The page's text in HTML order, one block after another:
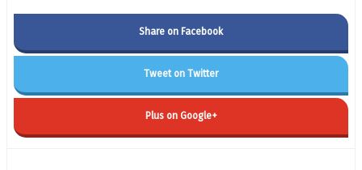
Share on Facebook
Tweet on Twitter
Plus on Google+